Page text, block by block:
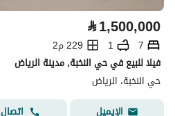
⃁1,500,000
7
1
229 م2
فيلا للبيع في حي النخبة, مدينة الرياض
حي النخبة، الرياض
الإيميل
اتصال